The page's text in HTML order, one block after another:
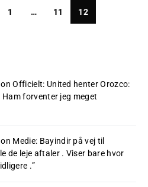
1 … 11 12
onOfficielt: United henter Orozco:
Ham forventer jeg meget
on Medie: Bayindir på vej til
de leje aftaler . Viser bare hvor
.”